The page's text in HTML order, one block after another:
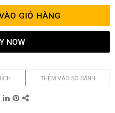
GIỎ HÀNG
NOW
THÊM VÀO SO SÁNH